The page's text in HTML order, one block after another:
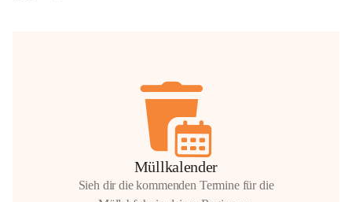
Müllkalender
Sieh dir die kommenden Termine für die